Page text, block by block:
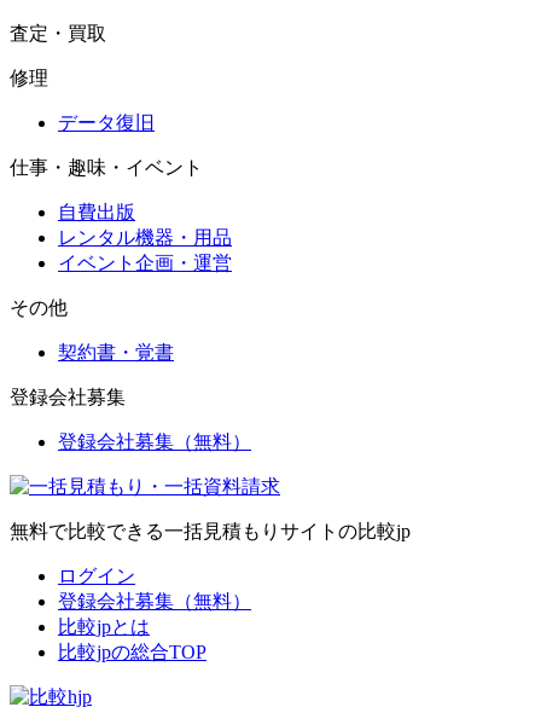
査定・買取
修理
データ復旧
仕事・趣味・イベント
自費出版
レンタル機器・用品
イベント企画・運営
その他
契約書・覚書
登録会社募集
登録会社募集（無料）
無料で比較できる一括見積もりサイトの比較jp
ログイン
登録会社募集（無料）
比較jpとは
比較jpの総合TOP